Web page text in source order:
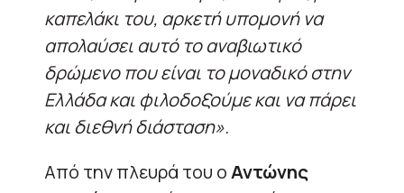
καπελάκι του, αρκετή υπομονή να
απολαύσει αυτό το αναβιωτικό
δρώμενο που είναι το μοναδικό στην
Ελλάδα και φιλοδοξούμε και να πάρει
και διεθνή διάσταση».
Από την πλευρά του οΑντώνης